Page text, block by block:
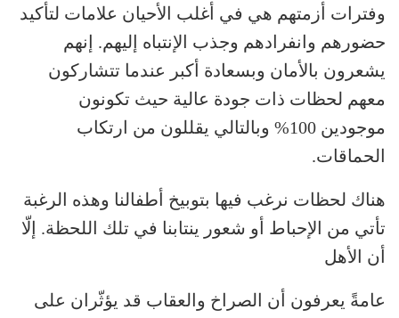
وفترات أزمتهم هي في أغلب الأحيان علامات لتأكيد
حضورهم وانفرادهم وجذب الإنتباه إليهم. إنهم
يشعرون بالأمان وبسعادة أكبر عندما تتشاركون
معهم لحظات ذات جودة عالية حيث تكونون
موجودين 100% وبالتالي يقللون من ارتكاب
الحماقات.
هناك لحظات نرغب فيها بتوبيخ أطفالنا وهذه الرغبة
تأتي من الإحباط أو شعور ينتابنا في تلك اللحظة. إلّا
أن الأهل
عامةً يعرفون أن الصراخ والعقاب قد يؤثّران على